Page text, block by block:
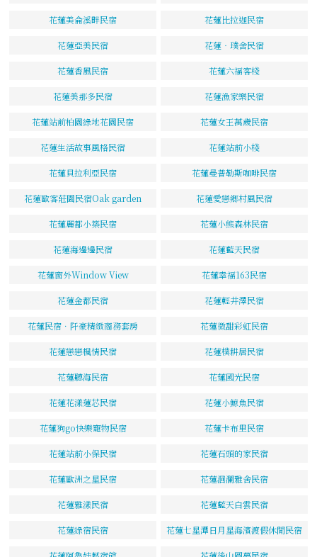
花蓮美侖溪畔民宿 花蓮比拉迦民宿
花蓮亞美民宿 花蓮‧璞舍民宿
花蓮香風民宿 花蓮六福客棧
花蓮美那多民宿 花蓮漁家樂民宿
花蓮站前柏園綠地花園民宿 花蓮女王萬歲民宿
花蓮生活故事風格民宿 花蓮站前小棧
花蓮貝拉利亞民宿 花蓮曼普勒斯咖啡民宿
花蓮歐客莊園民宿Oak garden 花蓮愛戀鄉村風民宿
花蓮麗都小築民宿 花蓮小熊森林民宿
花蓮海邊邊民宿 花蓮藍天民宿
花蓮窗外Window View 花蓮幸福163民宿
花蓮金都民宿 花蓮輕井澤民宿
花蓮民宿．阡豪精緻商務套房 花蓮微甜彩虹民宿
花蓮戀戀楓情民宿 花蓮樸耕居民宿
花蓮聽海民宿 花蓮國光民宿
花蓮花漾蓮芯民宿 花蓮小鯨魚民宿
花蓮狗go快樂寵物民宿 花蓮卡布里民宿
花蓮站前小保民宿 花蓮石頭的家民宿
花蓮歐洲之星民宿 花蓮洄瀾雅舍民宿
花蓮雅漾民宿 花蓮藍天白雲民宿
花蓮綠宿民宿 花蓮七星潭日月星海濱渡假休閒民宿